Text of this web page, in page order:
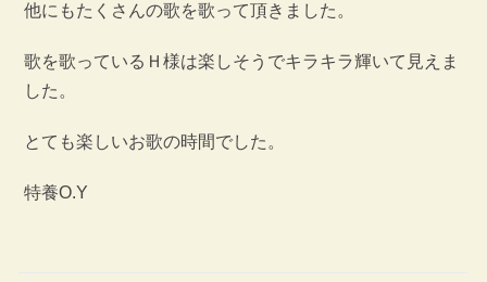
他にもたくさんの歌を歌って頂きました。
歌を歌っているＨ様は楽しそうでキラキラ輝いて見えま
した。
とても楽しいお歌の時間でした。
特養O.Y